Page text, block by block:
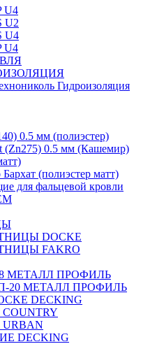
U4
U2
U4
U4
Гидроизоляция
0.5 мм (полиэстер)
(Zn275) 0.5 мм (Кашемир)
(полиэстер матт)
для фальцевой кровли
DOCKE
FAKRO
МЕТАЛЛ ПРОФИЛЬ
20 МЕТАЛЛ ПРОФИЛЬ
DECKING
URBAN
DECKING